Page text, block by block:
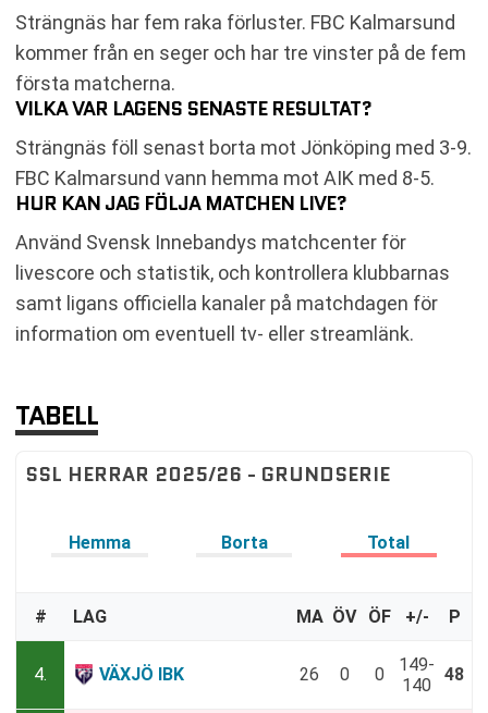
Strängnäs har fem raka förluster. FBC Kalmarsund
kommer från en seger och har tre vinster på de fem
första matcherna.
VILKA VAR LAGENS SENASTE RESULTAT?
Strängnäs föll senast borta mot Jönköping med 3-9.
FBC Kalmarsund vann hemma mot AIK med 8-5.
HUR KAN JAG FÖLJA MATCHEN LIVE?
Använd Svensk Innebandys matchcenter för
livescore och statistik, och kontrollera klubbarnas
samt ligans officiella kanaler på matchdagen för
information om eventuell tv- eller streamlänk.
TABELL
SSL HERRAR 2025/26 - GRUNDSERIE
Hemma Borta Total
# LAG MA ÖV ÖF +/- P
4. VÄXJÖ IBK 26 0 0
149-
140
48